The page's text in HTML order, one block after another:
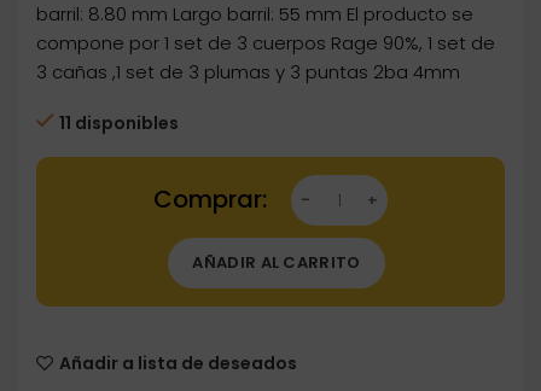
barril: 8.80 mm Largo barril: 55 mm El producto se
compone por 1 set de 3 cuerpos Rage 90%, 1 set de
3 cañas ,1 set de 3 plumas y 3 puntas 2ba 4mm
11 disponibles
Dartstore Dardos Harrows Darts Rage 20g
AÑADIR AL CARRITO
Añadir a lista de deseados